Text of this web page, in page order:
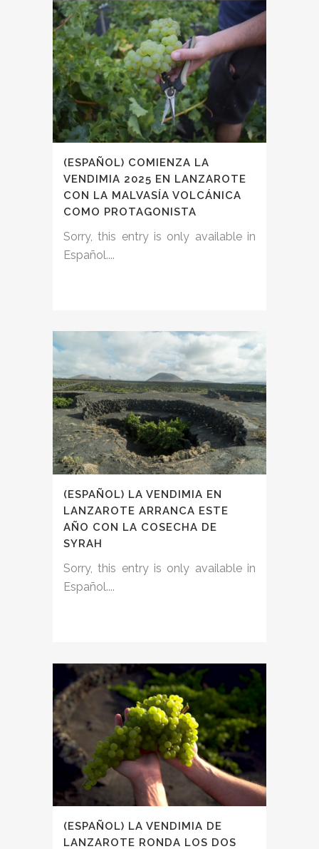
(ESPAÑOL) COMIENZA LA
VENDIMIA 2025 EN LANZAROTE
CON LA MALVASÍA VOLCÁNICA
COMO PROTAGONISTA
Sorry, this entry is only available in
Español....
(ESPAÑOL) LA VENDIMIA EN
LANZAROTE ARRANCA ESTE
AÑO CON LA COSECHA DE
SYRAH
Sorry, this entry is only available in
Español....
(ESPAÑOL) LA VENDIMIA DE
LANZAROTE RONDA LOS DOS